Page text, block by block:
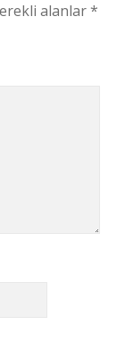
alanlar*